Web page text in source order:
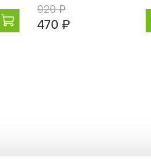
920 ₽
470 ₽